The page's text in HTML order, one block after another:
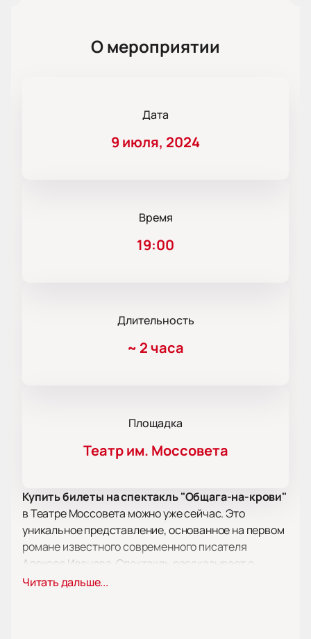
О мероприятии
Дата
9 июля, 2024
Время
19:00
Длительность
~ 2 часа
Площадка
Театр им. Моссовета
Купить билеты на спектакль "Общага-на-крови"
в Театре Моссовета можно уже сейчас. Это
уникальное представление, основанное на первом
романе известного современного писателя
Алексея Иванова. Спектакль рассказывает о
молодости, самом прекрасном и опасном времени
Читать дальше...